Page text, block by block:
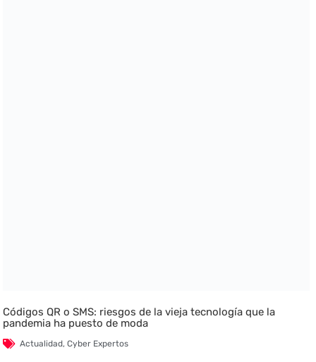
Códigos QR o SMS: riesgos de la vieja tecnología que la
pandemia ha puesto de moda
Actualidad,Cyber Expertos